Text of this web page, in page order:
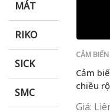
MÁT
RIKO
SICK
SMC
CẢM
Cảm biến nhãn
chiều
Giá: